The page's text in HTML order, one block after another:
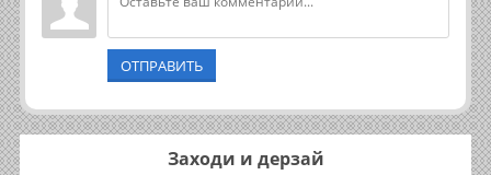
ОТПРАВИТЬ
Заходи и дерзай